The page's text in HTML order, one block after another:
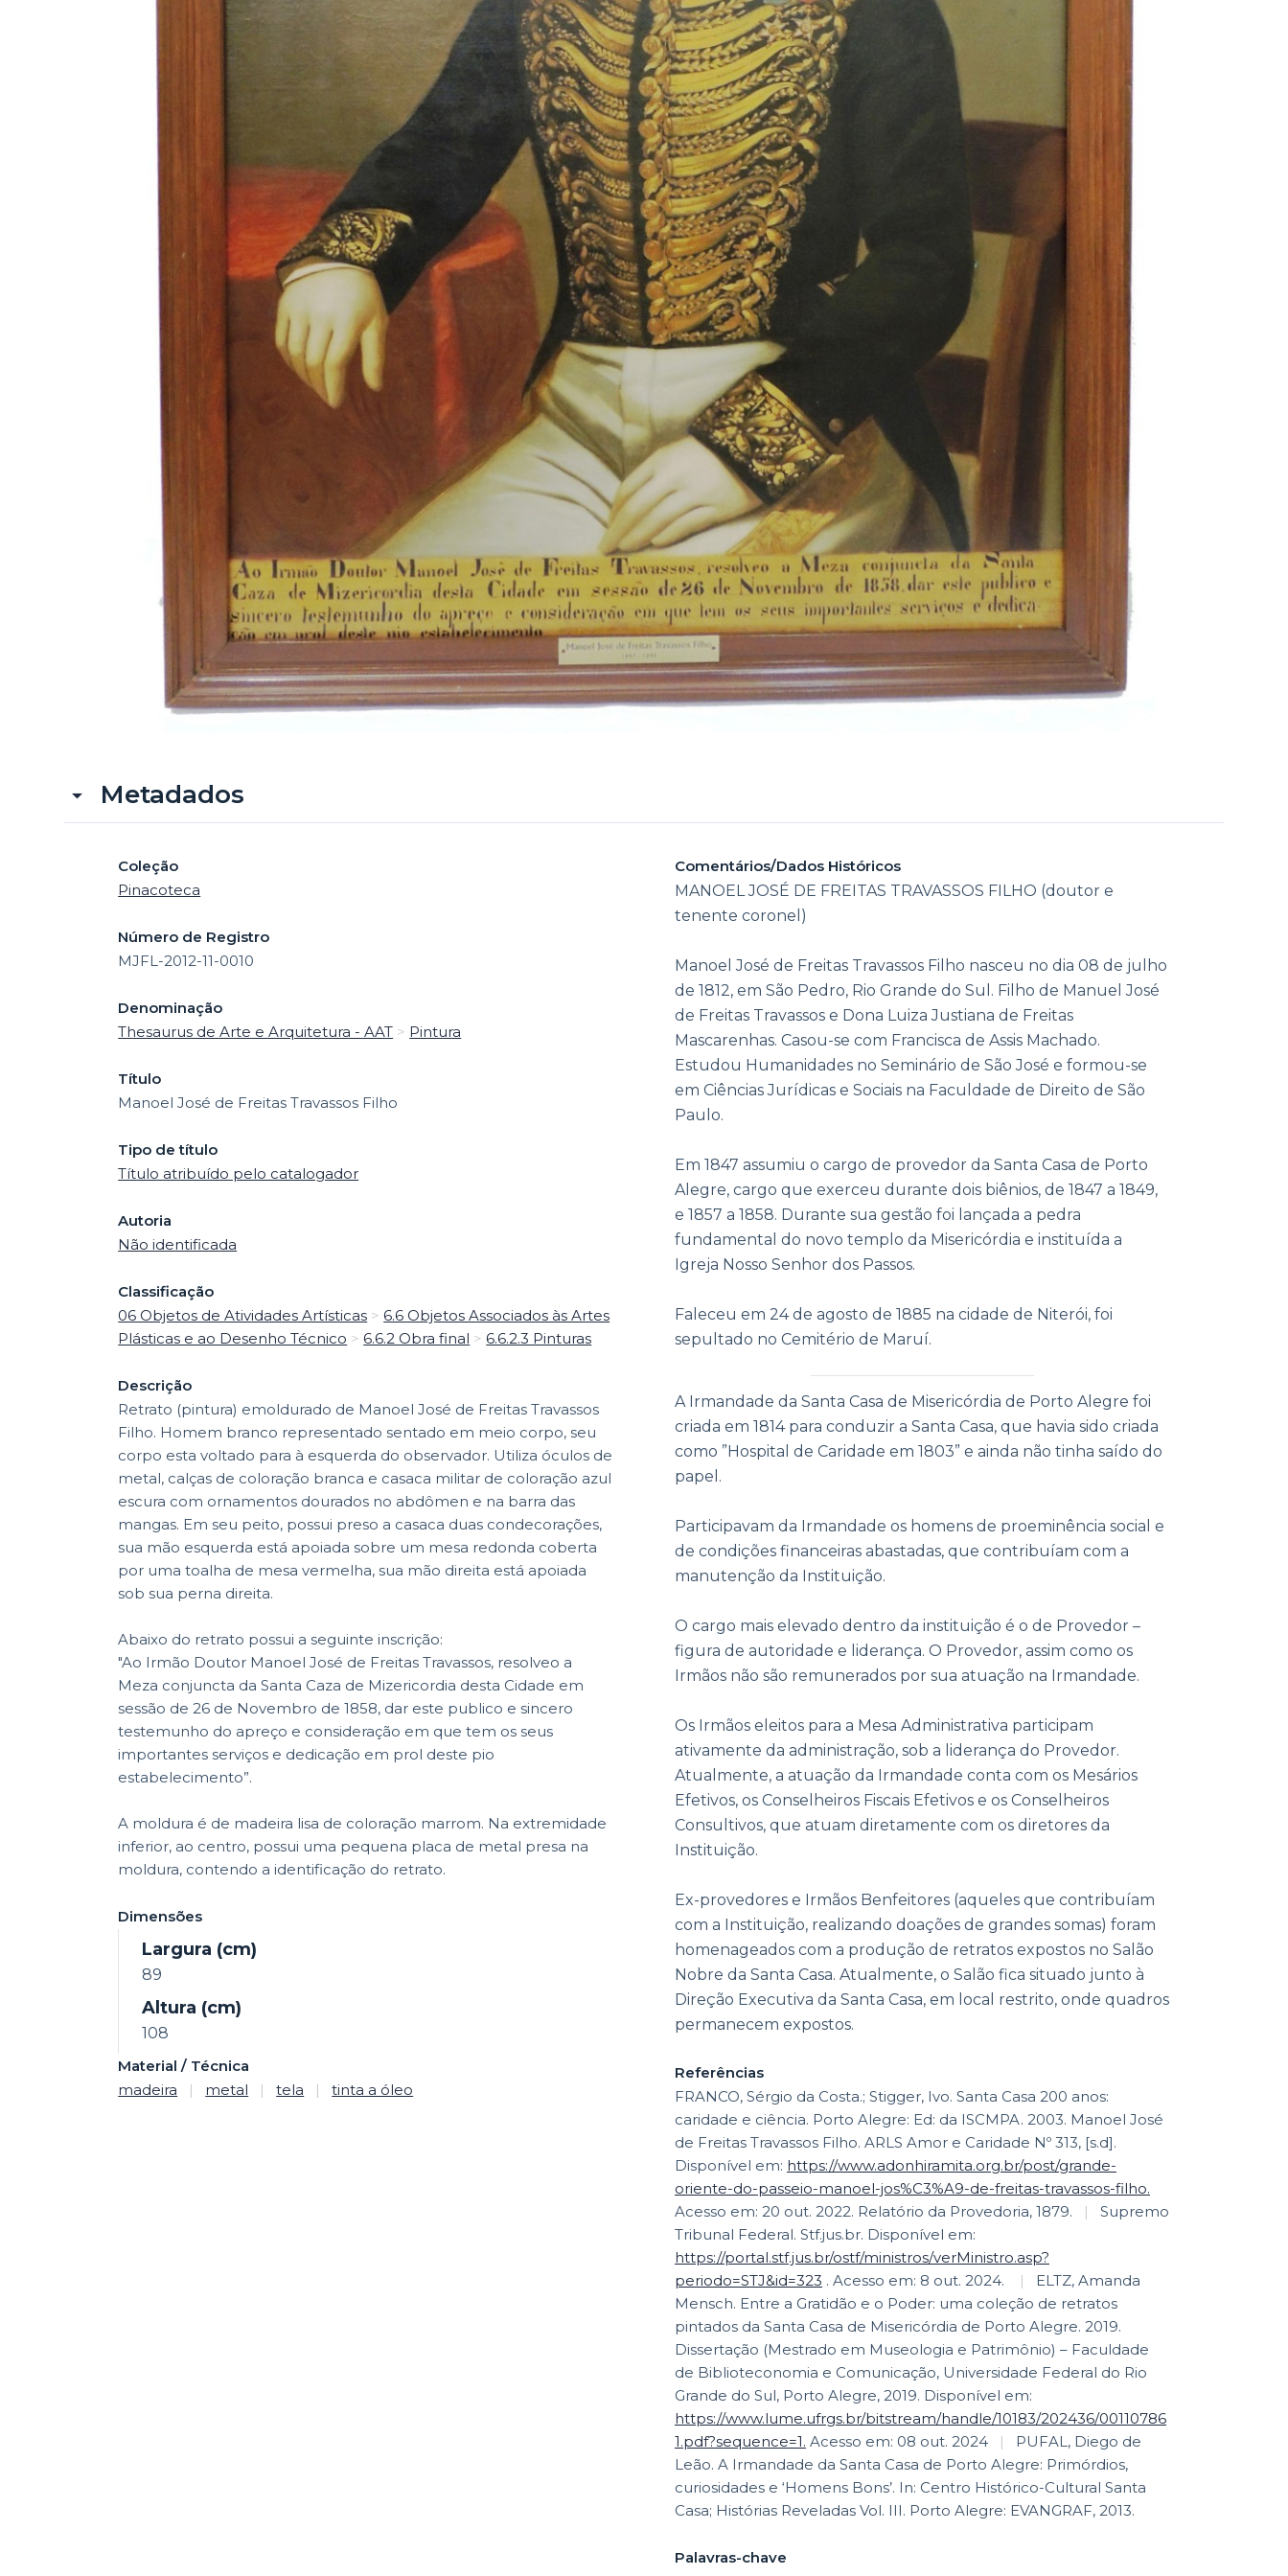
Metadados
Coleção
Pinacoteca
Número de Registro
MJFL-2012-11-0010
Denominação
Thesaurus de Arte e Arquitetura - AAT > Pintura
Título
Manoel José de Freitas Travassos Filho
Tipo de título
Título atribuído pelo catalogador
Autoria
Não identificada
Classificação
06 Objetos de Atividades Artísticas > 6.6 Objetos Associados às Artes
Plásticas e ao Desenho Técnico > 6.6.2 Obra final > 6.6.2.3 Pinturas
Descrição
Retrato (pintura) emoldurado de Manoel José de Freitas Travassos
Filho. Homem branco representado sentado em meio corpo, seu
corpo esta voltado para à esquerda do observador. Utiliza óculos de
metal, calças de coloração branca e casaca militar de coloração azul
escura com ornamentos dourados no abdômen e na barra das
mangas. Em seu peito, possui preso a casaca duas condecorações,
sua mão esquerda está apoiada sobre um mesa redonda coberta
por uma toalha de mesa vermelha, sua mão direita está apoiada
sob sua perna direita.
Abaixo do retrato possui a seguinte inscrição:
"Ao Irmão Doutor Manoel José de Freitas Travassos, resolveo a
Meza conjuncta da Santa Caza de Mizericordia desta Cidade em
sessão de 26 de Novembro de 1858, dar este publico e sincero
testemunho do apreço e consideração em que tem os seus
importantes serviços e dedicação em prol deste pio
estabelecimento”.
A moldura é de madeira lisa de coloração marrom. Na extremidade
inferior, ao centro, possui uma pequena placa de metal presa na
moldura, contendo a identificação do retrato.
Dimensões
Largura (cm)
89
Altura (cm)
108
Material / Técnica
madeira
| metal | tela | tinta a óleo
Comentários/Dados Históricos
MANOEL JOSÉ DE FREITAS TRAVASSOS FILHO (doutor e
tenente coronel)
Manoel José de Freitas Travassos Filho nasceu no dia 08 de julho
de 1812, em São Pedro, Rio Grande do Sul. Filho de Manuel José
de Freitas Travassos e Dona Luiza Justiana de Freitas
Mascarenhas. Casou-se com Francisca de Assis Machado.
Estudou Humanidades no Seminário de São José e formou-se
em Ciências Jurídicas e Sociais na Faculdade de Direito de São
Paulo.
Em 1847 assumiu o cargo de provedor da Santa Casa de Porto
Alegre, cargo que exerceu durante dois biênios, de 1847 a 1849,
e 1857 a 1858. Durante sua gestão foi lançada a pedra
fundamental do novo templo da Misericórdia e instituída a
Igreja Nosso Senhor dos Passos.
Faleceu em 24 de agosto de 1885 na cidade de Niterói, foi
sepultado no Cemitério de Maruí.
A Irmandade da Santa Casa de Misericórdia de Porto Alegre foi
criada em 1814 para conduzir a Santa Casa, que havia sido criada
como ”Hospital de Caridade em 1803” e ainda não tinha saído do
papel.
Participavam da Irmandade os homens de proeminência social e
de condições financeiras abastadas, que contribuíam com a
manutenção da Instituição.
O cargo mais elevado dentro da instituição é o de Provedor –
figura de autoridade e liderança. O Provedor, assim como os
Irmãos não são remunerados por sua atuação na Irmandade.
Os Irmãos eleitos para a Mesa Administrativa participam
ativamente da administração, sob a liderança do Provedor.
Atualmente, a atuação da Irmandade conta com os Mesários
Efetivos, os Conselheiros Fiscais Efetivos e os Conselheiros
Consultivos, que atuam diretamente com os diretores da
Instituição.
Ex-provedores e Irmãos Benfeitores (aqueles que contribuíam
com a Instituição, realizando doações de grandes somas) foram
homenageados com a produção de retratos expostos no Salão
Nobre da Santa Casa. Atualmente, o Salão fica situado junto à
Direção Executiva da Santa Casa, em local restrito, onde quadros
permanecem expostos.
Referências
FRANCO, Sérgio da Costa.; Stigger, Ivo. Santa Casa 200 anos:
caridade e ciência. Porto Alegre: Ed: da ISCMPA. 2003. Manoel José
de Freitas Travassos Filho. ARLS Amor e Caridade Nº 313, [s.d].
Disponível em: https://www.adonhiramita.org.br/post/grande-
oriente-do-passeio-manoel-jos%C3%A9-de-freitas-travassos-filho.
Acesso em: 20 out. 2022. Relatório da Provedoria, 1879.
|
Supremo
Tribunal Federal. Stf.jus.br. Disponível em:
https://portal.stf.jus.br/ostf/ministros/verMinistro.asp?
periodo=STJ&id=323
|
ELTZ, Amanda
Mensch. Entre a Gratidão e o Poder: uma coleção de retratos
pintados da Santa Casa de Misericórdia de Porto Alegre. 2019.
Dissertação (Mestrado em Museologia e Patrimônio) – Faculdade
de Biblioteconomia e Comunicação, Universidade Federal do Rio
Grande do Sul, Porto Alegre, 2019. Disponível em:
https://www.lume.ufrgs.br/bitstream/handle/10183/202436/00110786
1.pdf?sequence=1. Acesso em: 08 out. 2024 |
PUFAL, Diego de
Leão. A Irmandade da Santa Casa de Porto Alegre: Primórdios,
curiosidades e ‘Homens Bons’. In: Centro Histórico-Cultural Santa
Casa; Histórias Reveladas Vol. III. Porto Alegre: EVANGRAF, 2013.
Palavras-chave